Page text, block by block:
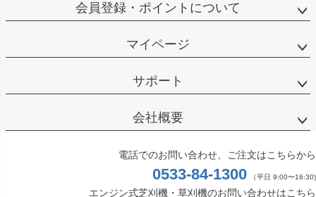
会員登録・ポイントについて
マイページ
サポート
会社概要
電話でのお問い合わせ、ご注文はこちらから
0533-84-1300 （平日 9:00〜16:30)
エンジン式芝刈機・草刈機のお問い合わせはこちら